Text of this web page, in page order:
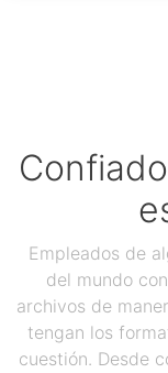
Empleados de
del mundo
archivos de
tengan los
cuestión. Desde